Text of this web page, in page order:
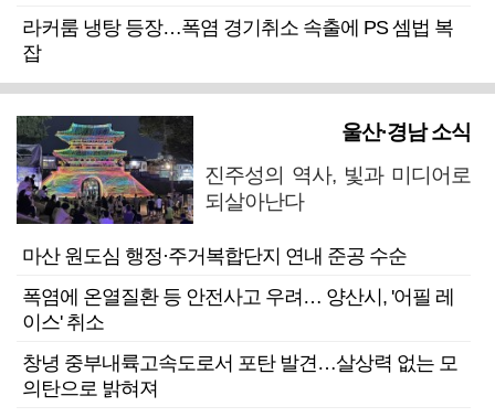
라커룸 냉탕 등장…폭염 경기취소 속출에 PS 셈법 복
잡
울산·경남 소식
진주성의 역사, 빛과 미디어로
되살아난다
마산 원도심 행정·주거복합단지 연내 준공 수순
폭염에 온열질환 등 안전사고 우려… 양산시, '어필 레
이스' 취소
창녕 중부내륙고속도로서 포탄 발견…살상력 없는 모
의탄으로 밝혀져